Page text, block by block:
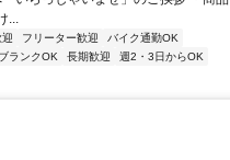
...
フリーター歓迎
バイク通勤OK
ブランクOK 長期歓迎
週2・3日からOK